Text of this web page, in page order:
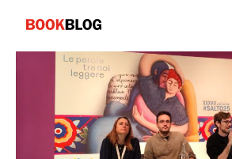
contenuto
Bookblog